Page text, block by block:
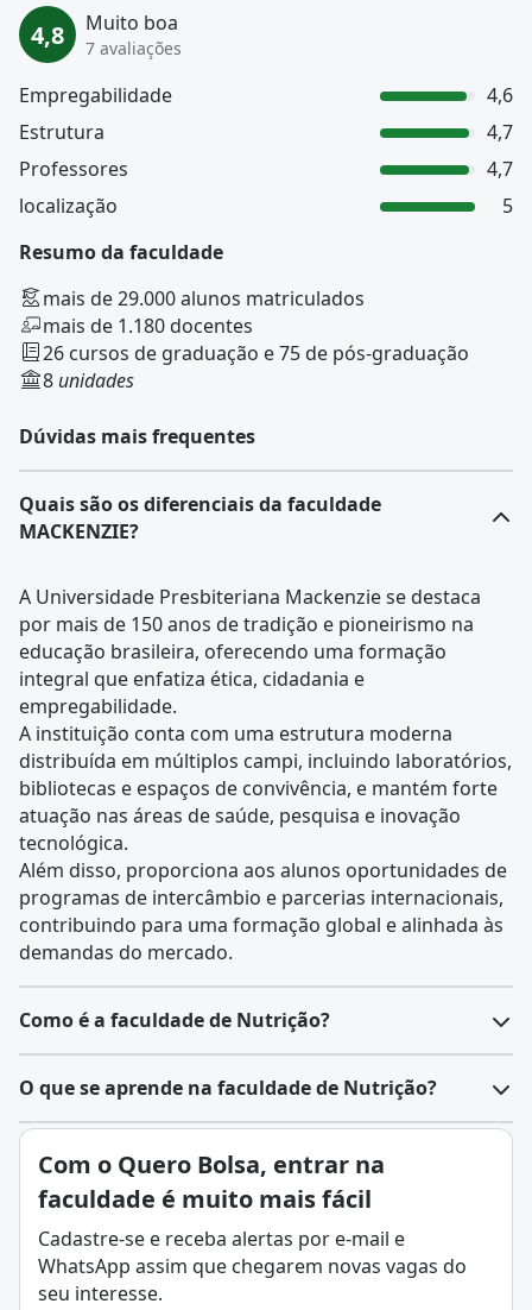
4,8 Muito boa
7 avaliações
Empregabilidade
4,6
Estrutura
4,7
Professores
4,7
localização
5
Resumo da faculdade
mais de 29.000 alunos matriculados
mais de 1.180 docentes
26 cursos de graduação e 75 de pós-graduação
8 unidades
Dúvidas mais frequentes
Quais são os diferenciais da faculdade
MACKENZIE?
A Universidade Presbiteriana Mackenzie se destaca
por mais de 150 anos de tradição e pioneirismo na
educação brasileira, oferecendo uma formação
integral que enfatiza ética, cidadania e
empregabilidade.
A instituição conta com uma estrutura moderna
distribuída em múltiplos campi, incluindo laboratórios,
bibliotecas e espaços de convivência, e mantém forte
atuação nas áreas de saúde, pesquisa e inovação
tecnológica.
Além disso, proporciona aos alunos oportunidades de
programas de intercâmbio e parcerias internacionais,
contribuindo para uma formação global e alinhada às
demandas do mercado.
Como é a faculdade de Nutrição?
O curso de Nutriçãoé uma graduação voltada para a
planejar e orientar a alimentação de indivíduos e
grupos, considerando saúde, prevenção de doenças e
qualidade de vida.
conteúdos teóricos quanto práticos, desenvolvendo
habilidades para atuar em diferentes contextos
relacionados à alimentação e nutrição.
O que se aprende na faculdade de Nutrição?
Nutrição é a ciência que estuda os alimentos, seus
nutrientes e como eles influenciam a saúde e o bem-
estar do organismo. Ela envolve o entendimento do
papel de macronutrientes, micronutrientes e da
hidratação, além da relação entre dieta, estilo de vida
e prevenção de doenças.
Com o Quero Bolsa, entrar na
faculdade é muito mais fácil
Cadastre-se e receba alertas por e-mail e
WhatsApp assim que chegarem novas vagas do
seu interesse.